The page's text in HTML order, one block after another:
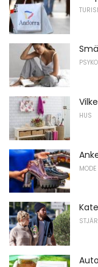
HUS
MODE